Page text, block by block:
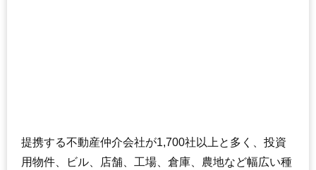
提携する不動産仲介会社が1,700社以上と多く、投資
用物件、ビル、店舗、工場、倉庫、農地など幅広い種